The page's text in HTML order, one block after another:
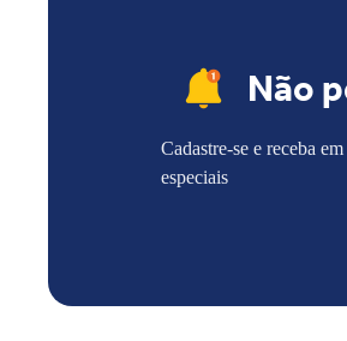
Não
Cadastre-se e receba
especiais